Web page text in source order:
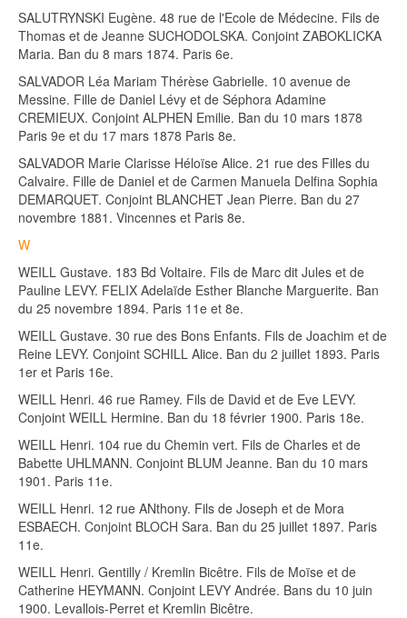
SALUTRYNSKI Eugène. 48 rue de l'Ecole de Médecine. Fils de
Thomas et de Jeanne SUCHODOLSKA. Conjoint ZABOKLICKA
Maria. Ban du 8 mars 1874. Paris 6e.
SALVADOR Léa Mariam Thérèse Gabrielle. 10 avenue de
Messine. Fille de Daniel Lévy et de Séphora Adamine
CREMIEUX. Conjoint ALPHEN Emilie. Ban du 10 mars 1878
Paris 9e et du 17 mars 1878 Paris 8e.
SALVADOR Marie Clarisse Héloïse Alice. 21 rue des Filles du
Calvaire. Fille de Daniel et de Carmen Manuela Delfina Sophia
DEMARQUET. Conjoint BLANCHET Jean Pierre. Ban du 27
novembre 1881. Vincennes et Paris 8e.
W
WEILL Gustave. 183 Bd Voltaire. Fils de Marc dit Jules et de
Pauline LEVY. FELIX Adelaïde Esther Blanche Marguerite. Ban
du 25 novembre 1894. Paris 11e et 8e.
WEILL Gustave. 30 rue des Bons Enfants. Fils de Joachim et de
Reine LEVY. Conjoint SCHILL Alice. Ban du 2 juillet 1893. Paris
1er et Paris 16e.
WEILL Henri. 46 rue Ramey. Fils de David et de Eve LEVY.
Conjoint WEILL Hermine. Ban du 18 février 1900. Paris 18e.
WEILL Henri. 104 rue du Chemin vert. Fils de Charles et de
Babette UHLMANN. Conjoint BLUM Jeanne. Ban du 10 mars
1901. Paris 11e.
WEILL Henri. 12 rue ANthony. Fils de Joseph et de Mora
ESBAECH. Conjoint BLOCH Sara. Ban du 25 juillet 1897. Paris
11e.
WEILL Henri. Gentilly / Kremlin Bicêtre. Fils de Moïse et de
Catherine HEYMANN. Conjoint LEVY Andrée. Bans du 10 juin
1900. Levallois-Perret et Kremlin Bicêtre.